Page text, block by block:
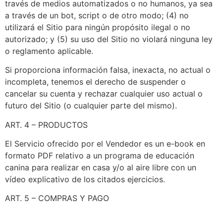
través de medios automatizados o no humanos, ya sea
a través de un bot, script o de otro modo; (4) no
utilizará el Sitio para ningún propósito ilegal o no
autorizado; y (5) su uso del Sitio no violará ninguna ley
o reglamento aplicable.
Si proporciona información falsa, inexacta, no actual o
incompleta, tenemos el derecho de suspender o
cancelar su cuenta y rechazar cualquier uso actual o
futuro del Sitio (o cualquier parte del mismo).
ART. 4 – PRODUCTOS
El Servicio ofrecido por el Vendedor es un e-book en
formato PDF relativo a un programa de educación
canina para realizar en casa y/o al aire libre con un
vídeo explicativo de los citados ejercicios.
ART. 5 – COMPRAS Y PAGO